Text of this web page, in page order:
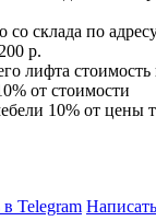
со склада по
р.
лифта
от стоимости
10% от цены
Telegram